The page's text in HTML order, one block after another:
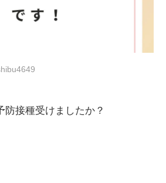
防接種受けましたか？